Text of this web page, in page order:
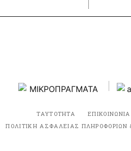
ΤΑΥΤΟΤΗΤΑ ΕΠΙΚΟΙΝΩΝΙΑ
ΠΟΛΙΤΙΚΗ ΑΣΦΑΛΕΙΑΣ ΠΛΗΡΟΦΟΡΙΩΝ